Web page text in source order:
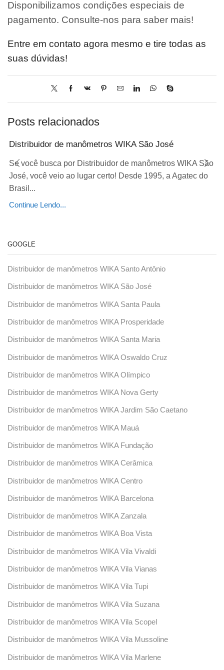
Disponibilizamos condições especiais de
pagamento. Consulte-nos para saber mais!
Entre em contato agora mesmo e tire todas as
suas dúvidas!
Posts relacionados
Distribuidor de manômetros WIKA São José
Se você busca por Distribuidor de manômetros WIKA São
José, você veio ao lugar certo! Desde 1995, a Agatec do
Brasil...
Continue Lendo...
GOOGLE
Distribuidor de manômetros WIKA Santo Antônio
Distribuidor de manômetros WIKA São José
Distribuidor de manômetros WIKA Santa Paula
Distribuidor de manômetros WIKA Prosperidade
Distribuidor de manômetros WIKA Santa Maria
Distribuidor de manômetros WIKA Oswaldo Cruz
Distribuidor de manômetros WIKA Olímpico
Distribuidor de manômetros WIKA Nova Gerty
Distribuidor de manômetros WIKA Jardim São Caetano
Distribuidor de manômetros WIKA Mauá
Distribuidor de manômetros WIKA Fundação
Distribuidor de manômetros WIKA Cerâmica
Distribuidor de manômetros WIKA Centro
Distribuidor de manômetros WIKA Barcelona
Distribuidor de manômetros WIKA Zanzala
Distribuidor de manômetros WIKA Boa Vista
Distribuidor de manômetros WIKA Vila Vivaldi
Distribuidor de manômetros WIKA Vila Vianas
Distribuidor de manômetros WIKA Vila Tupi
Distribuidor de manômetros WIKA Vila Suzana
Distribuidor de manômetros WIKA Vila Scopel
Distribuidor de manômetros WIKA Vila Mussoline
Distribuidor de manômetros WIKA Vila Marlene